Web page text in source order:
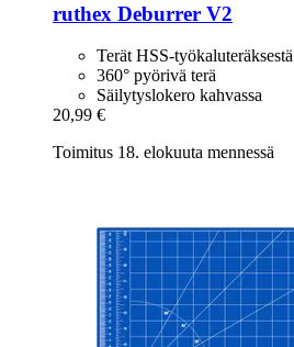
ruthex Deburrer V2
Terät HSS-työkaluteräksestä
360° pyörivä terä
Säilytyslokero kahvassa
20,99 €
Toimitus 18. elokuuta mennessä